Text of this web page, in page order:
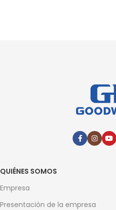
QUIÉNES SOMOS
Empresa
Presentación de la empresa